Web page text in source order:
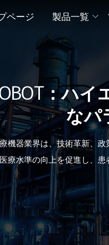
ページ 製品一覧
：ハ
なパ
機器業界は、技術革新、
療水準の向上を促進し、